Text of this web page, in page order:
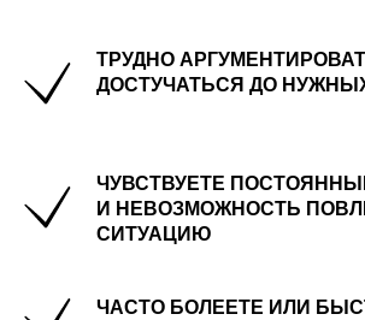
ТРУДНО
ДОСТУЧАТЬСЯ ДО
ЧУВСТВУЕТЕ
И НЕВОЗМОЖНОСТЬ
СИТУАЦИЮ
ЧАСТО БОЛЕЕТЕ ИЛИ